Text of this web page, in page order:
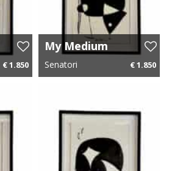
€ 1.850
My Medium
Universe 9
Senatori € 1.850